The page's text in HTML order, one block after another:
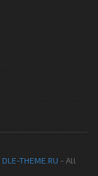
DLE-THEME.RU - All